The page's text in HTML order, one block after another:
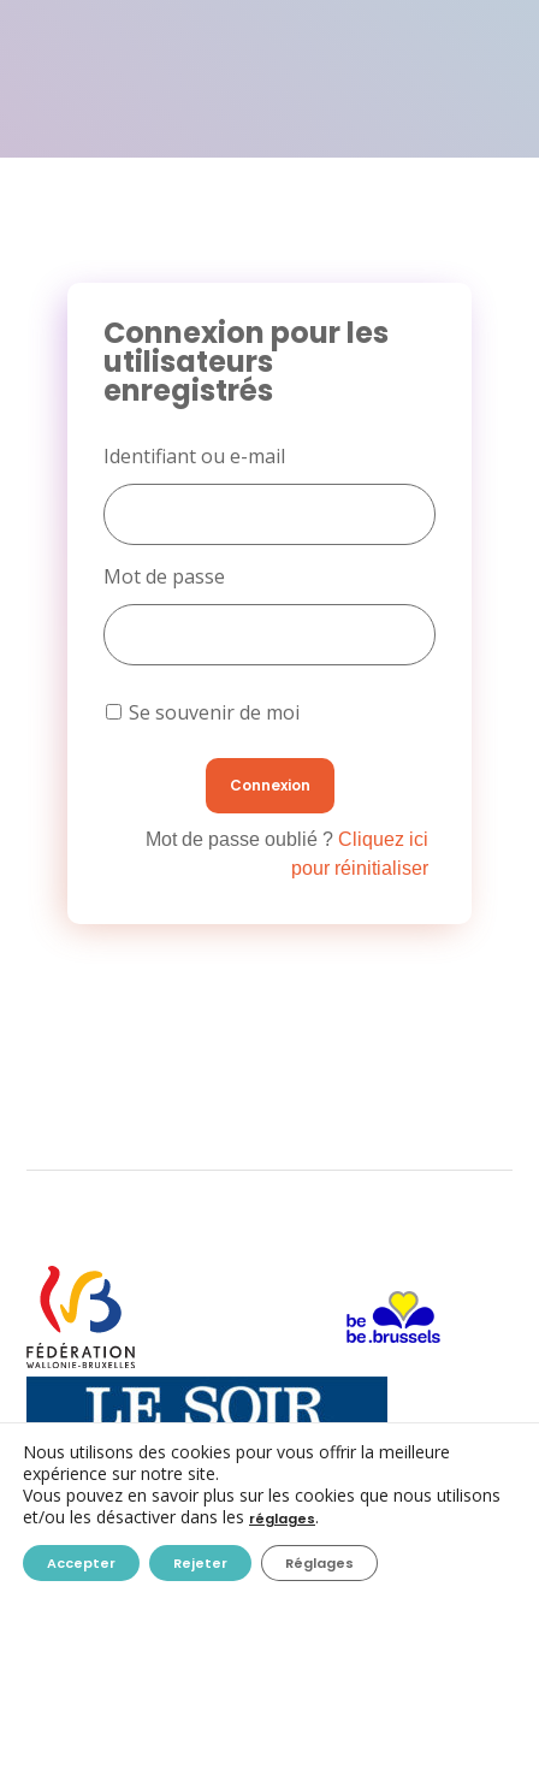
Connexion pour les
utilisateurs
enregistrés
Identifiant ou e-mail
Mot de passe
Se souvenir de moi
Mot de passe oublié ?Cliquez ici
pour réinitialiser
CONTACT
Nous utilisons des cookies pour vous offrir la meilleure
expérience sur notre site.
Vous pouvez en savoir plus sur les cookies que nous utilisons
et/ou les désactiver dans les réglages.
Accepter Rejeter Réglages